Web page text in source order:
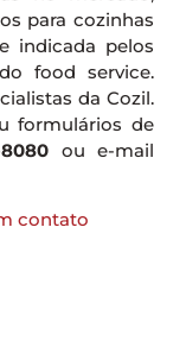
para cozinhas
indicada pelos
food service.
da Cozil.
formulários de
8080 ou e-mail
contato